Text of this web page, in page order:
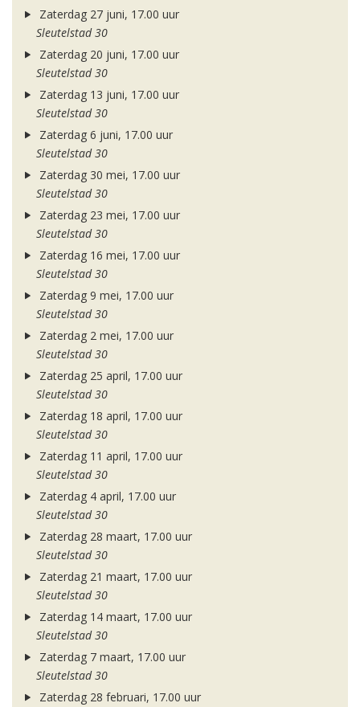
Zaterdag 27 juni, 17.00 uur
Sleutelstad 30
Zaterdag 20 juni, 17.00 uur
Sleutelstad 30
Zaterdag 13 juni, 17.00 uur
Sleutelstad 30
Zaterdag 6 juni, 17.00 uur
Sleutelstad 30
Zaterdag 30 mei, 17.00 uur
Sleutelstad 30
Zaterdag 23 mei, 17.00 uur
Sleutelstad 30
Zaterdag 16 mei, 17.00 uur
Sleutelstad 30
Zaterdag 9 mei, 17.00 uur
Sleutelstad 30
Zaterdag 2 mei, 17.00 uur
Sleutelstad 30
Zaterdag 25 april, 17.00 uur
Sleutelstad 30
Zaterdag 18 april, 17.00 uur
Sleutelstad 30
Zaterdag 11 april, 17.00 uur
Sleutelstad 30
Zaterdag 4 april, 17.00 uur
Sleutelstad 30
Zaterdag 28 maart, 17.00 uur
Sleutelstad 30
Zaterdag 21 maart, 17.00 uur
Sleutelstad 30
Zaterdag 14 maart, 17.00 uur
Sleutelstad 30
Zaterdag 7 maart, 17.00 uur
Sleutelstad 30
Zaterdag 28 februari, 17.00 uur